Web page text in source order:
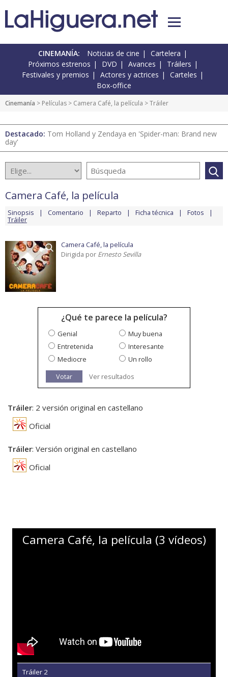
CINEMANÍA: Noticias de cine
Cartelera
Próximos estrenos
DVD Avances
Tráilers
Festivales y premios
Actores y actrices
Carteles
Box-office
Cinemanía > Películas > Camera Café, la película > Tráiler
Destacado: Tom Holland y Zendaya en 'Spider-man: Brand new
day'
Camera Café, la película
Sinopsis Comentario Reparto Ficha técnica Fotos
Tráiler
Camera Café, la película
Dirigida por Ernesto Sevilla
¿Qué te parece la película?
Genial
Muy buena
Entretenida
Interesante
Mediocre
Un rollo
Votar
Ver resultados
Tráiler: 2 versión original en castellano
Oficial
Tráiler: Versión original en castellano
Oficial
Camera Café, la película (3 vídeos)
Tráiler 2